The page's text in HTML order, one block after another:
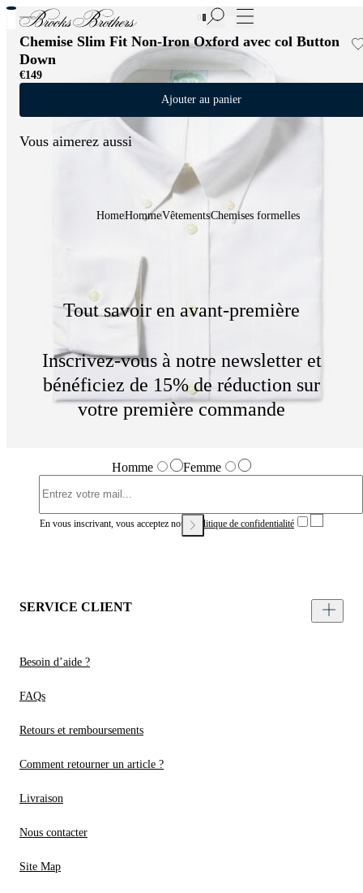
Nouvelles pièces en Soldes | Jusqu'à -50%
Chemise Slim Fit Non-Iron Oxford avec col Button
Down
€149
Ajouter au panier
Vous aimerez aussi
HomeHommeVêtementsChemises formelles
Tout savoir en avant-première
Inscrivez-vous à notre newsletter et
bénéficiez de 15% de réduction sur
votre première commande
Homme Femme
En vous inscrivant, vous acceptez notrePolitique de confidentialité
SERVICE CLIENT
Besoin d’aide ?
FAQs
Retours et remboursements
Comment retourner un article ?
Livraison
Nous contacter
Site Map